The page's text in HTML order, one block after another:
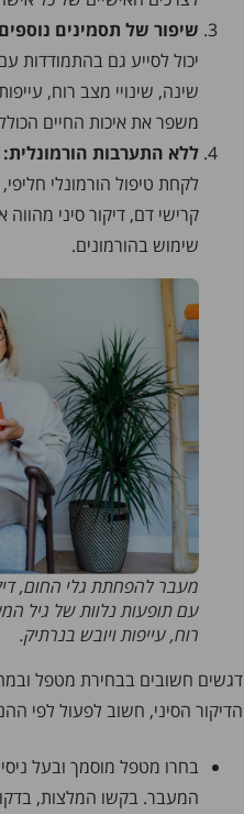
שיפור של תסמינים
יכול לסייע גם בהתמודדות
שינה, שינויי מצב רוח,
משפר את איכות החיים
ללא התערבות הורמונלית:
לקחת טיפול הורמונלי
קרישי דם, דיקור סיני
שימוש בהורמונים.
מעבר להפחתת גלי החום,
עם תופעות נלוות של גיל
רוח, עייפות ויובש בנרתיק.
דגשים חשובים בבחירת מטפל
הדיקור הסיני, חשוב לפעול לפי
בחרו מטפל מוסמך ובעל
המעבר. בקשו המלצות, בדקו